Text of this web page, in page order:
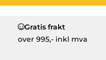
Gratis frakt
over 995,- inkl mva